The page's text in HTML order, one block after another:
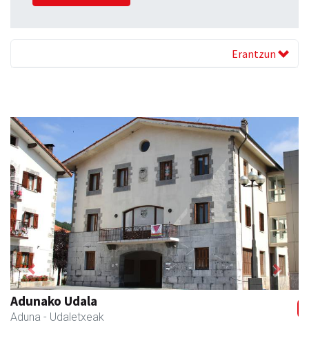
Erantzun
Adunako Udala
Aduna - Udaletxeak
Previous Next